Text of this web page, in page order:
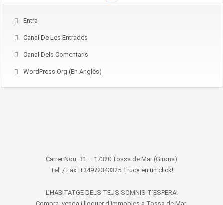
Entra
Canal De Les Entrades
Canal Dels Comentaris
WordPress.org (en Anglès)
Carrer Nou, 31 – 17320 Tossa de Mar (Girona)
Tel. / Fax: +34972343325 Truca en un click!
L’HABITATGE DELS TEUS SOMNIS T’ESPERA!
Compra, venda i lloguer d´immobles a Tossa de Mar.